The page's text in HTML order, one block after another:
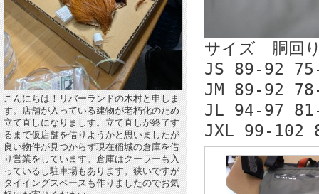
こんにちは！リバーランドの木村と申しま
す。店舗が入っている建物が老朽化のため
立て直しになりましす。立て直しが終了す
るまで仮店舗を借りようかと思いましたが
良い物件が見つからず現在稲城の倉庫を借
り営業をしています。倉庫はクーラーも入
っているし駐車場もあります。狭いですが
タイイングスペースも作りましたのでお気
サイズ 胴回
JS 89-92
JM 89-92
JL 94-97
JXL 99-102